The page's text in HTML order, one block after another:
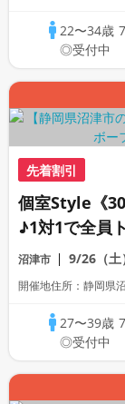
22〜34歳
◎受付中
先着割引
個室Style《
♪1対1で全員
ーティー
沼津市 9/26（土
開催地住所：静岡県
27〜39歳
◎受付中